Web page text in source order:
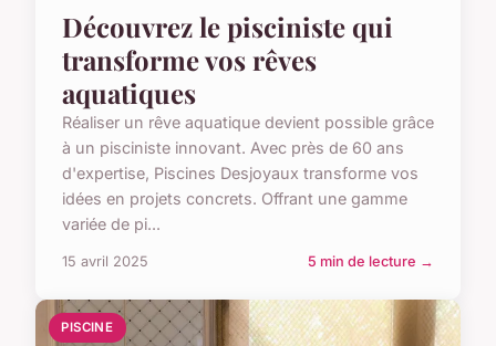
Découvrez le pisciniste qui
transforme vos rêves
aquatiques
Réaliser un rêve aquatique devient possible grâce
à un pisciniste innovant. Avec près de 60 ans
d'expertise, Piscines Desjoyaux transforme vos
idées en projets concrets. Offrant une gamme
variée de pi...
15 avril 2025 5 min de lecture →
PISCINE